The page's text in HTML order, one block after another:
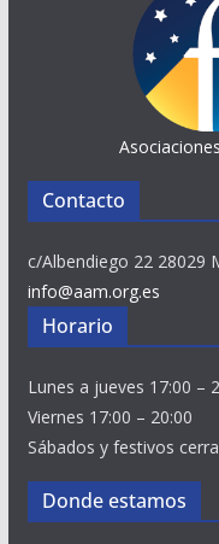
Contacto
c/Albendiego 22 28029
info@aam.org.es
Horario
Lunes a jueves 17:00 –
Viernes 17:00 – 20:00
Sábados y festivos
Donde estamos